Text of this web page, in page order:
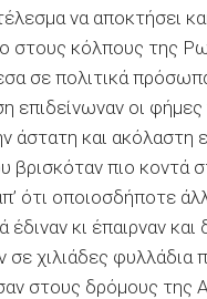
να αποκτήσει
στους κόλπους της
σε πολιτικά
επιδείνωναν οι
άστατη και ακόλαστη
βρισκόταν πιο κοντά
ότι οποιοσδήποτε
έδιναν κι έπαιρναν και
χιλιάδες φυλλάδια
στους δρόμους της